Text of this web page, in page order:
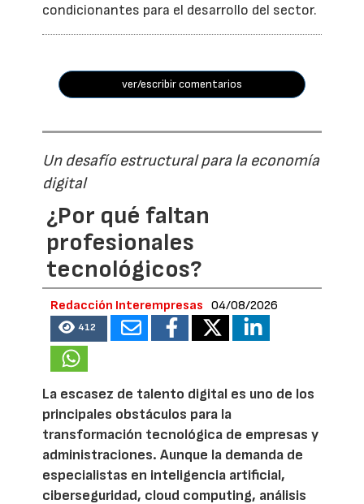
condicionantes para el desarrollo del sector.
ver/escribir comentarios
Un desafío estructural para la economía
digital
¿Por qué faltan
profesionales
tecnológicos?
Redacción Interempresas 04/08/2026
412
La escasez de talento digital es uno de los
principales obstáculos para la
transformación tecnológica de empresas y
administraciones. Aunque la demanda de
especialistas en inteligencia artificial,
ciberseguridad, cloud computing, análisis